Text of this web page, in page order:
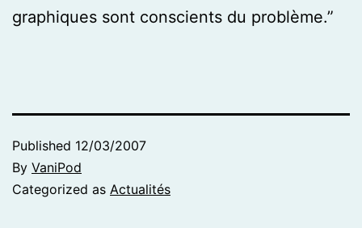
graphiques sont conscients du problème.”
Published 12/03/2007
By VaniPod
Categorized as Actualités